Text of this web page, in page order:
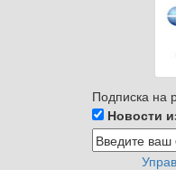
Подписка на
Новости